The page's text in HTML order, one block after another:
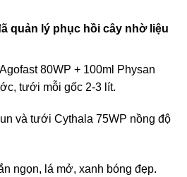
quản lý phục hồi cây nhờ liệu
80WP + 100ml Physan
tưới mỗi gốc 2-3 lít.
và tưới Cythala 75WP nồng độ
ngọn, lá mở, xanh bóng đẹp.